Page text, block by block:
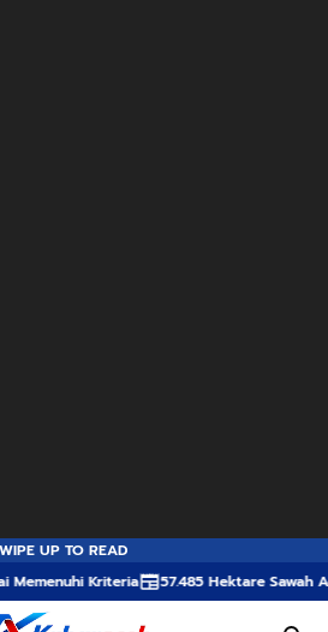
UP TO READ
Kriteria 57.485 Hektare Sawah Aceh